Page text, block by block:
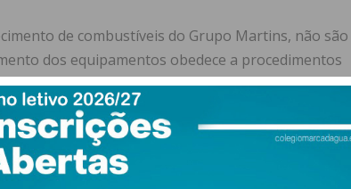
de combustíveis do Grupo Martins, não são
dos equipamentos obedece a procedimentos
pelo meio ambiente e pela legislação em vigor.
no Jornal Imediato ao fazer referência que a
em Meixomil.”
seus postos de abastecimento de combustíveis